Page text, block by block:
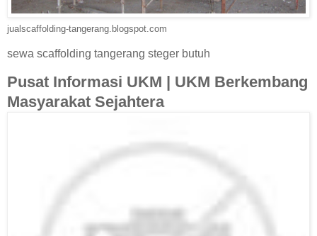
jualscaffolding-tangerang.blogspot.com
sewa scaffolding tangerang steger butuh
Pusat Informasi UKM | UKM Berkembang
Masyarakat Sejahtera